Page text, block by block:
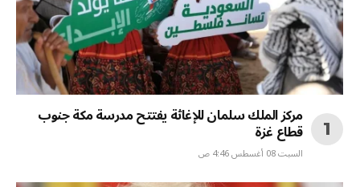
مركز الملك سلمان للإغاثة يفتتح مدرسة مكة جنوب
قطاع غزة
السبت 08 أغسطس 4:46 ص